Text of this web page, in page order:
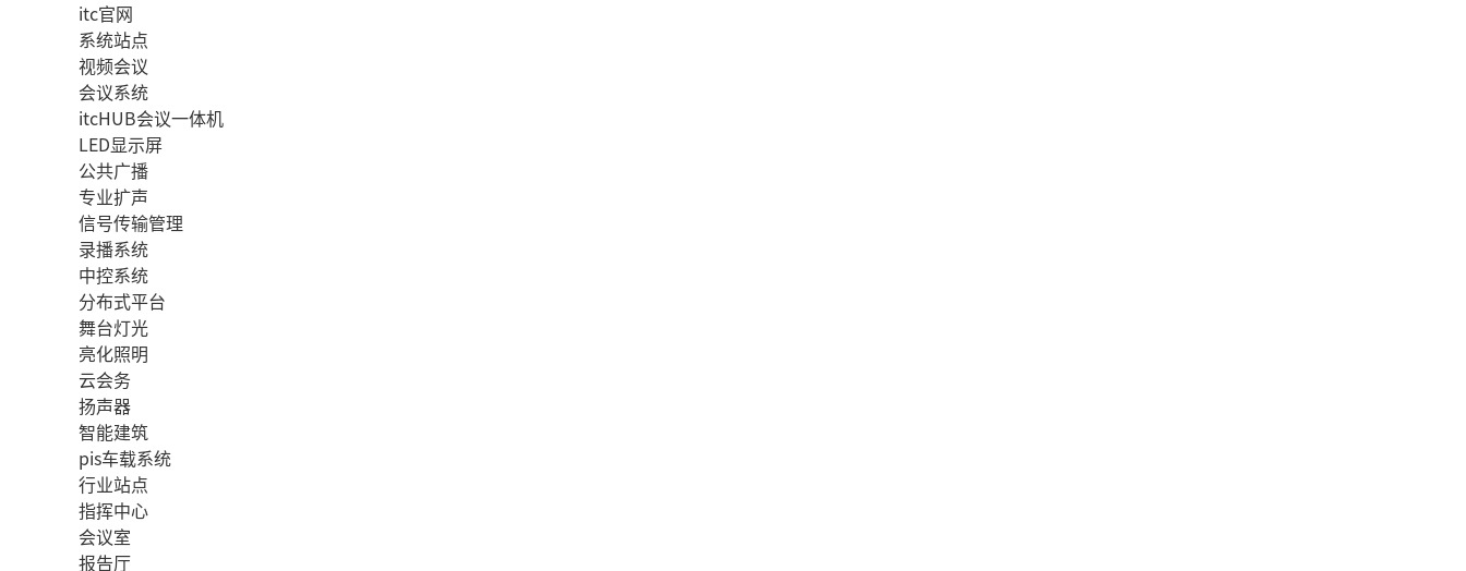
itc官网
系统站点
视频会议
会议系统
itcHUB会议一体机
LED显示屏
公共广播
专业扩声
信号传输管理
录播系统
中控系统
分布式平台
舞台灯光
亮化照明
云会务
扬声器
智能建筑
pis车载系统
行业站点
指挥中心
会议室
报告厅